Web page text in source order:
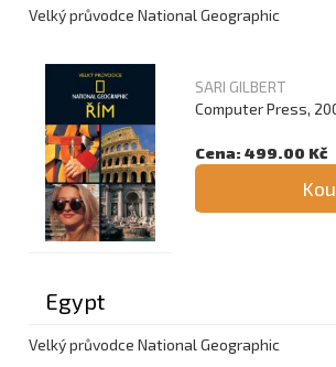
Velký průvodce National Geographic
SARI GILBERT
Computer Press,
Cena: 499.00 Kč
Egypt
Velký průvodce National Geographic